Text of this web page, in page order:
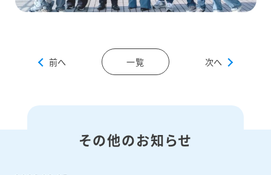
前へ 一覧 次へ
その他のお知らせ